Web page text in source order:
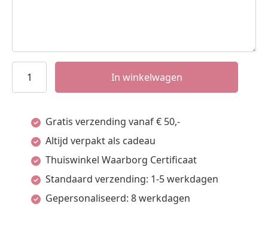
Zilveren
Hanger
Rashond
Golden
Retriever
Naam
In winkelwagen
Gratis verzending vanaf € 50,-
Altijd verpakt als cadeau
Thuiswinkel Waarborg Certificaat
Standaard verzending: 1-5 werkdagen
Gepersonaliseerd: 8 werkdagen